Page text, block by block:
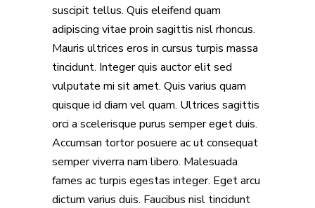
suscipit tellus. Quis eleifend quam
adipiscing vitae proin sagittis nisl rhoncus.
Mauris ultrices eros in cursus turpis massa
tincidunt. Integer quis auctor elit sed
vulputate mi sit amet. Quis varius quam
quisque id diam vel quam. Ultrices sagittis
orci a scelerisque purus semper eget duis.
Accumsan tortor posuere ac ut consequat
semper viverra nam libero. Malesuada
fames ac turpis egestas integer. Eget arcu
dictum varius duis. Faucibus nisl tincidunt